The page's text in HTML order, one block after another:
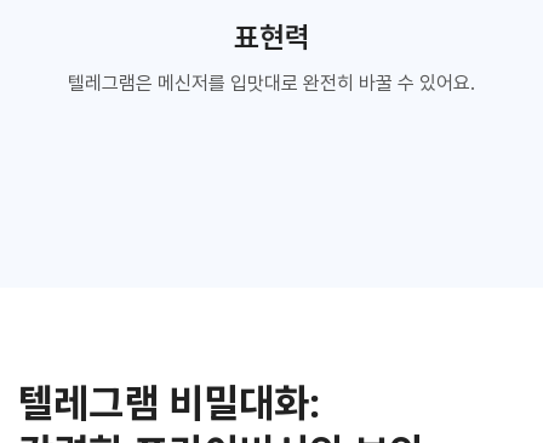
표현력
텔레그램은 메신저를 입맛대로 완전히 바꿀 수 있어요.
텔레그램 비밀대화: